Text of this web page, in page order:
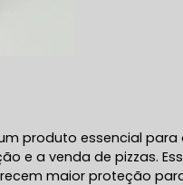
produto essencial para
e a venda de pizzas.
maior proteção